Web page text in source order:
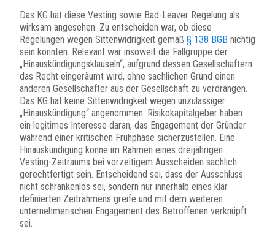
Das KG hat diese Vesting sowie Bad-Leaver Regelung als
wirksam angesehen. Zu entscheiden war, ob diese
Regelungen wegen Sittenwidrigkeit gemäß § 138 BGB nichtig
sein könnten. Relevant war insoweit die Fallgruppe der
„Hinauskündigungsklauseln“, aufgrund dessen Gesellschaftern
das Recht eingeräumt wird, ohne sachlichen Grund einen
anderen Gesellschafter aus der Gesellschaft zu verdrängen.
Das KG hat keine Sittenwidrigkeit wegen unzulässiger
„Hinauskündigung“ angenommen. Risikokapitalgeber haben
ein legitimes Interesse daran, das Engagement der Gründer
während einer kritischen Frühphase sicherzustellen. Eine
Hinauskündigung könne im Rahmen eines dreijährigen
Vesting-Zeitraums bei vorzeitigem Ausscheiden sachlich
gerechtfertigt sein. Entscheidend sei, dass der Ausschluss
nicht schrankenlos sei, sondern nur innerhalb eines klar
definierten Zeitrahmens greife und mit dem weiteren
unternehmerischen Engagement des Betroffenen verknüpft
sei.